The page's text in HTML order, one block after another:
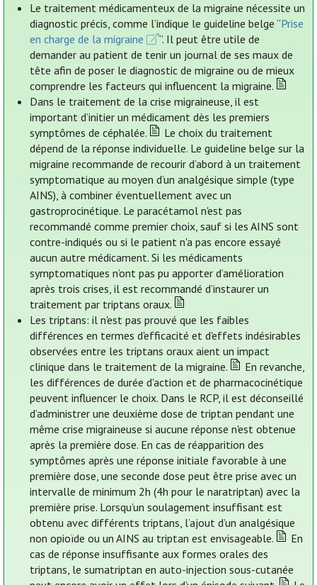
Le traitement médicamenteux de la migraine nécessite un
diagnostic précis, comme l’indique le guideline belge “Prise
en charge de la migraine
”. Il peut être utile de
demander au patient de tenir un journal de ses maux de
tête afin de poser le diagnostic de migraine ou de mieux
comprendre les facteurs qui influencent la migraine.
Dans le traitement de la crise migraineuse, il est
important d’initier un médicament dès les premiers
symptômes de céphalée.
Le choix du traitement
dépend de la réponse individuelle. Le guideline belge sur la
migraine recommande de recourir d’abord à un traitement
symptomatique au moyen d’un analgésique simple (type
AINS), à combiner éventuellement avec un
gastroprocinétique. Le paracétamol n'est pas
recommandé comme premier choix, sauf si les AINS sont
contre-indiqués ou si le patient n'a pas encore essayé
aucun autre médicament. Si les médicaments
symptomatiques n’ont pas pu apporter d’amélioration
après trois crises, il est recommandé d’instaurer un
traitement par triptans oraux.
Les triptans: il n'est pas prouvé que les faibles
différences en termes d'efficacité et d'effets indésirables
observées entre les triptans oraux aient un impact
clinique dans le traitement de la migraine.
En revanche,
les différences de durée d'action et de pharmacocinétique
peuvent influencer le choix. Dans le RCP, il est déconseillé
d’administrer une deuxième dose de triptan pendant une
même crise migraineuse si aucune réponse n'est obtenue
après la première dose. En cas de réapparition des
symptômes après une réponse initiale favorable à une
première dose, une seconde dose peut être prise avec un
intervalle de minimum 2h (4h pour le naratriptan) avec la
première prise. Lorsqu’un soulagement insuffisant est
obtenu avec différents triptans, l’ajout d’un analgésique
non opioïde ou un AINS au triptan est envisageable.
En
cas de réponse insuffisante aux formes orales des
triptans, le sumatriptan en auto-injection sous-cutanée